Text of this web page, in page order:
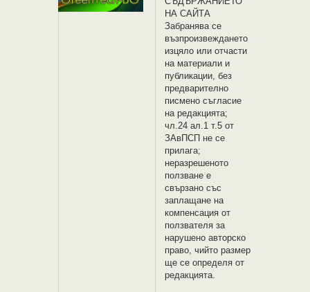
НА САЙТА
Забранява се
възпроизвеждането
изцяло или отчасти
на материали и
публикации, без
предварително
писмено съгласие
на редакцията;
чл.24 ал.1 т.5 от
ЗАвПСП не се
прилага;
неразрешеното
ползване е
свързано със
заплащане на
компенсация от
ползвателя за
нарушено авторско
право, чийто размер
ще се определя от
редакцията.